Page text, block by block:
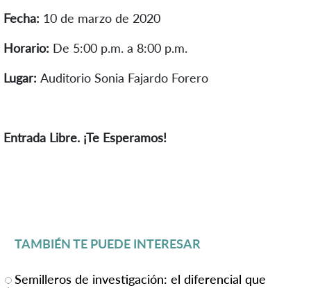
Fecha: 10 de marzo de 2020
Horario: De 5:00 p.m. a 8:00 p.m.
Lugar: Auditorio Sonia Fajardo Forero
Entrada Libre. ¡Te Esperamos!
TAMBIÉN TE PUEDE INTERESAR
Semilleros de investigación: el diferencial que